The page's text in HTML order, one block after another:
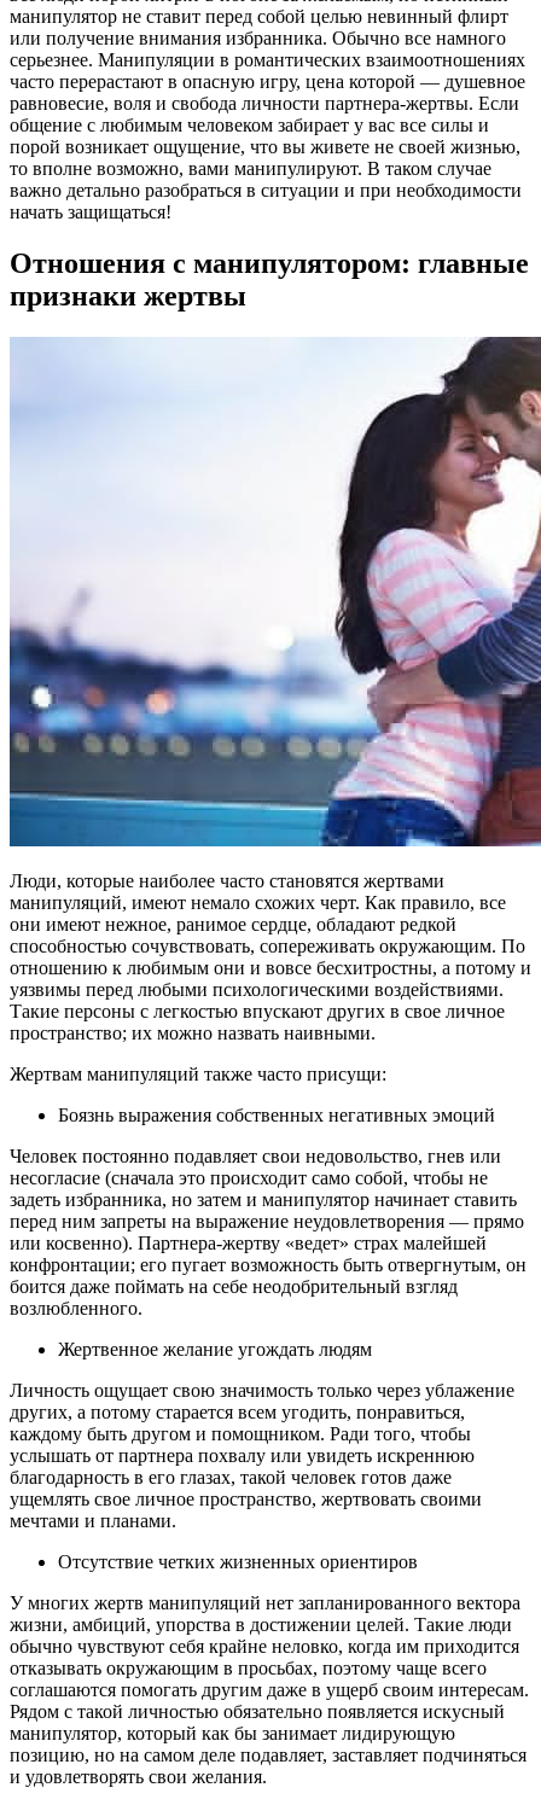
манипулятор не ставит перед собой целью невинный флирт
или получение внимания избранника. Обычно все намного
серьезнее. Манипуляции в романтических взаимоотношениях
часто перерастают в опасную игру, цена которой — душевное
равновесие, воля и свобода личности партнера-жертвы. Если
общение с любимым человеком забирает у вас все силы и
порой возникает ощущение, что вы живете не своей жизнью,
то вполне возможно, вами манипулируют. В таком случае
важно детально разобраться в ситуации и при необходимости
начать защищаться!
Отношения с манипулятором: главные
признаки жертвы
Люди, которые наиболее часто становятся жертвами
манипуляций, имеют немало схожих черт. Как правило, все
они имеют нежное, ранимое сердце, обладают редкой
способностью сочувствовать, сопереживать окружающим. По
отношению к любимым они и вовсе бесхитростны, а потому и
уязвимы перед любыми психологическими воздействиями.
Такие персоны с легкостью впускают других в свое личное
пространство; их можно назвать наивными.
Жертвам манипуляций также часто присущи:
Боязнь выражения собственных негативных эмоций
Человек постоянно подавляет свои недовольство, гнев или
несогласие (сначала это происходит само собой, чтобы не
задеть избранника, но затем и манипулятор начинает ставить
перед ним запреты на выражение неудовлетворения — прямо
или косвенно). Партнера-жертву «ведет» страх малейшей
конфронтации; его пугает возможность быть отвергнутым, он
боится даже поймать на себе неодобрительный взгляд
возлюбленного.
Жертвенное желание угождать людям
Личность ощущает свою значимость только через ублажение
других, а потому старается всем угодить, понравиться,
каждому быть другом и помощником. Ради того, чтобы
услышать от партнера похвалу или увидеть искреннюю
благодарность в его глазах, такой человек готов даже
ущемлять свое личное пространство, жертвовать своими
мечтами и планами.
Отсутствие четких жизненных ориентиров
У многих жертв манипуляций нет запланированного вектора
жизни, амбиций, упорства в достижении целей. Такие люди
обычно чувствуют себя крайне неловко, когда им приходится
отказывать окружающим в просьбах, поэтому чаще всего
соглашаются помогать другим даже в ущерб своим интересам.
Рядом с такой личностью обязательно появляется искусный
манипулятор, который как бы занимает лидирующую
позицию, но на самом деле подавляет, заставляет подчиняться
и удовлетворять свои желания.